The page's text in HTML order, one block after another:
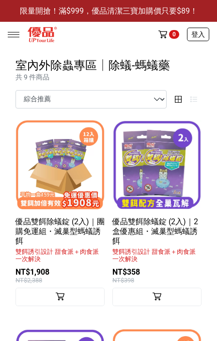
限量開搶！滿$999，優品清潔三寶加購價只要$89！
防霉清潔好幫手-任3件贈保濕抗菌洗手乳
限量開搶！滿$999，優品清潔三寶加購價只要$89！
0 登入
任選活動
商品介紹
全部商品
限時特賣
防霉清潔好幫手(任3件，贈抗菌保濕洗手乳)
室內外除蟲專區
媽媽廚房專區
浴室清潔專區
清潔大掃除專區
精油香氛專區
優品x柴語錄
室內外除蟲專區│除蟻-螞蟻藥
共 9 件商品
優品雙餌除蟻錠 (2入)｜團
購免運組・滅巢型螞蟻誘
餌
雙餌誘引設計 甜食派＋肉食派
一次解決
NT$1,908
NT$2,388
優品雙餌除蟻錠 (2入)｜2
盒優惠組・滅巢型螞蟻誘
餌
雙餌誘引設計 甜食派＋肉食派
一次解決
NT$358
NT$398